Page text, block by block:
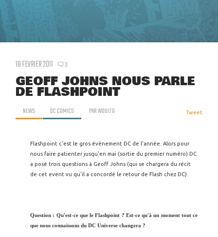
18 FEVRIER 2011 3
GEOFF JOHNS NOUS PARLE
DE FLASHPOINT
NEWS DC COMICS PARWOULFO Tweet
Flashpoint c'est le gros évènement DC de l'année. Alors pour
nous faire patienter jusqu'en mai (sortie du premier numéro) DC
a posé trois questions à Geoff Johns (qui se chargera du récit
de cet event vu qu'il a concordé le retour de Flash chez DC).
Question : Qu'est-ce que le Flashpoint ? Est-ce qu'à un moment tout ce
que nous connaissons du DC Universe changera ?